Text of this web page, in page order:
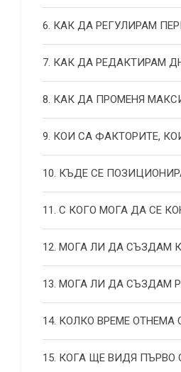
6. КАК ДА РЕГУЛИРАМ
7. КАК ДА РЕДАКТИРАМ
8. КАК ДА ПРОМЕНЯ
9. КОИ СА ФАКТОРИТЕ,
10. КЪДЕ СЕ
11. С КОГО МОГА ДА СЕ
12. МОГА ЛИ ДА СЪЗДАМ
13. МОГА ЛИ ДА СЪЗДАМ
14. КОЛКО ВРЕМЕ
15. КОГА ЩЕ ВИДЯ ПЪРВО